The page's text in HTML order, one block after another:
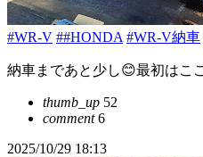
#WR-V ##HONDA #WR-V納車
納車まであと少し😊最初はこ
thumb_up 52
comment6
2025/10/29 18:13